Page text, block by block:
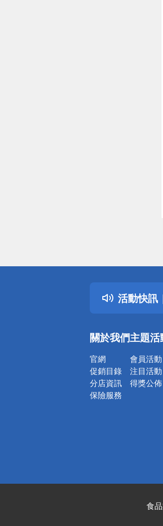
活動快訊
關於我們
官網
促銷目錄
分店資訊
保險服務
主題活
會員活動
注目活動
得獎公佈
食